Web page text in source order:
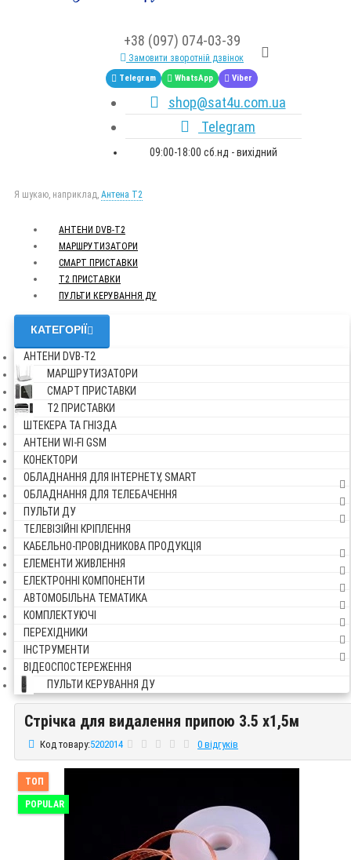
+38 (097) 074-03-39
Замовити зворотній дзвінок
Telegram WhatsApp Viber
shop@sat4u.com.ua
Telegram
09:00-18:00 сб.нд - вихідний
Я шукаю, наприклад, Антена Т2
АНТЕНИ DVB-Т2
МАРШРУТИЗАТОРИ
СМАРТ ПРИСТАВКИ
Т2 ПРИСТАВКИ
ПУЛЬТИ КЕРУВАННЯ ДУ
КАТЕГОРІЇ
АНТЕНИ DVB-Т2
МАРШРУТИЗАТОРИ
СМАРТ ПРИСТАВКИ
Т2 ПРИСТАВКИ
ШТЕКЕРА ТА ГНІЗДА
АНТЕНИ WI-FI GSM
КОНЕКТОРИ
ОБЛАДНАННЯ ДЛЯ ІНТЕРНЕТУ, SMART
ОБЛАДНАННЯ ДЛЯ ТЕЛЕБАЧЕННЯ
ПУЛЬТИ ДУ
ТЕЛЕВІЗІЙНІ КРІПЛЕННЯ
КАБЕЛЬНО-ПРОВІДНИКОВА ПРОДУКЦІЯ
ЕЛЕМЕНТИ ЖИВЛЕННЯ
ЕЛЕКТРОННІ КОМПОНЕНТИ
АВТОМОБІЛЬНА ТЕМАТИКА
КОМПЛЕКТУЮЧІ
ПЕРЕХІДНИКИ
ІНСТРУМЕНТИ
ВІДЕОСПОСТЕРЕЖЕННЯ
ПУЛЬТИ КЕРУВАННЯ ДУ
Стрічка для видалення припою 3.5 х1,5м
Стрічка для видалення припою 3.5 х1,5м
Код товару:5202014 0 відгуків
ТОП
POPULAR